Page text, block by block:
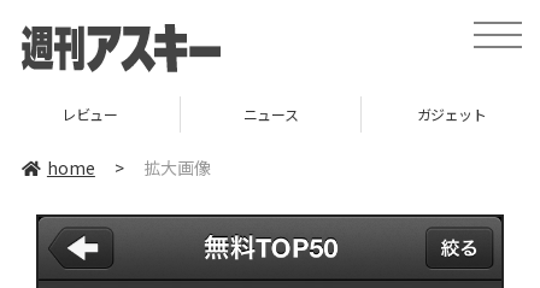
toggle
レビュー ニュース ガジェット
home > 拡大画像